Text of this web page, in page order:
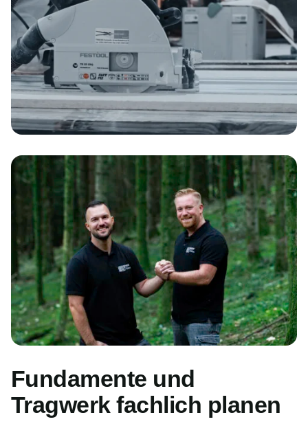
Fundamente und
Tragwerk fachlich planen